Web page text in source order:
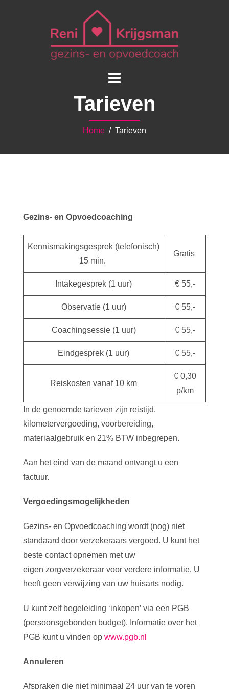
Tarieven
Home / Tarieven
Gezins- en Opvoedcoaching
Kennismakingsgesprek (telefonisch)
15 min.
Gratis
Intakegesprek (1 uur) € 55,-
Observatie (1 uur) € 55,-
Coachingsessie (1 uur) € 55,-
Eindgesprek (1 uur) € 55,-
Reiskosten vanaf 10 km
€ 0,30
p/km
In de genoemde tarieven zijn reistijd,
kilometervergoeding, voorbereiding,
materiaalgebruik en 21% BTW inbegrepen.
Aan het eind van de maand ontvangt u een
factuur.
Vergoedingsmogelijkheden
Gezins- en Opvoedcoaching wordt (nog) niet
standaard door verzekeraars vergoed. U kunt het
beste contact opnemen met uw
eigen zorgverzekeraar voor verdere informatie. U
heeft geen verwijzing van uw huisarts nodig.
U kunt zelf begeleiding ‘inkopen’ via een PGB
(persoonsgebonden budget). Informatie over het
PGB kunt u vinden op www.pgb.nl
Annuleren
Afspraken die niet minimaal 24 uur van te voren